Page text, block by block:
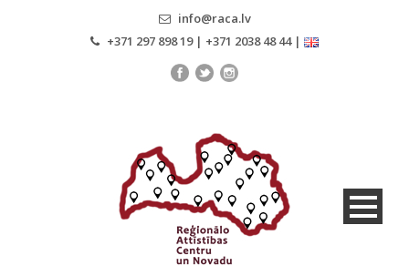
info@raca.lv
+371 297 898 19 | +371 2038 48 44 |